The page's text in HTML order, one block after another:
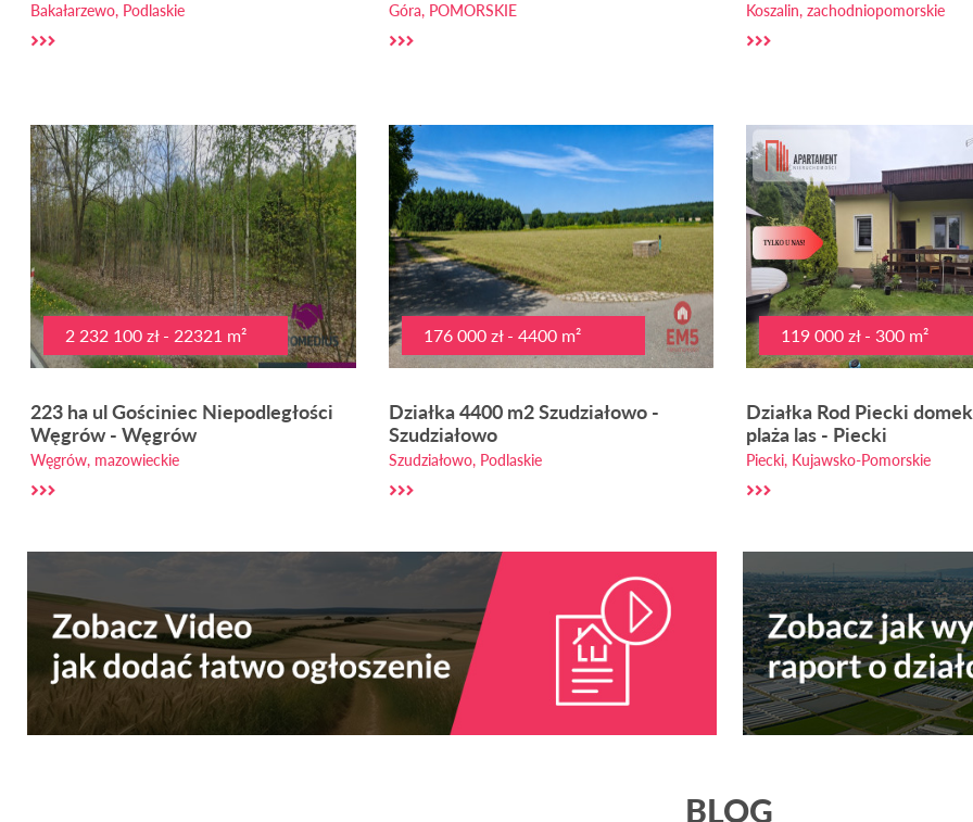
Bakałarzewo, Podlaskie Góra, POMORSKIE Koszalin, zachodniopomorskie
2 232 100 zł - 22321 m²
223 ha ul Gościniec Niepodległości
Węgrów - Węgrów
Węgrów, mazowieckie
176 000 zł - 4400 m²
Działka 4400 m2 Szudziałowo -
Szudziałowo
Szudziałowo, Podlaskie
119 000 zł - 300 m²
Działka Rod Piecki
plaża las - Piecki
Piecki, Kujawsko-Pomorskie
BLOG